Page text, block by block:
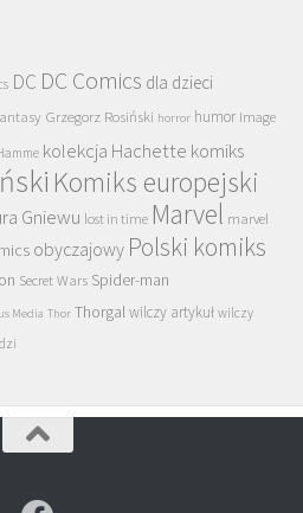
DC DC Comics dla dzieci
Grzegorz Rosiński horror humor Image
kolekcja Hachette komiks
Komiks europejski
Gniewu lost in time Marvel marvel
obyczajowy Polski komiks
Secret Wars Spider-man
Media Thor Thorgalwilczy artykuł wilczy